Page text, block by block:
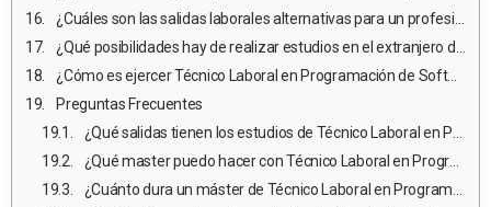
¿Cuáles son las salidas laborales alternativas para un profesional de Técnico Laboral en Programación de Software que no desea ejercer?
¿Qué posibilidades hay de realizar estudios en el extranjero durante los estudios de Técnico Laboral en Programación de Software?
¿Cómo es ejercer Técnico Laboral en Programación de Software en el extranjero?
Preguntas Frecuentes
¿Qué salidas tienen los estudios de Técnico Laboral en Programación de Software?
¿Qué master puedo hacer con Técnico Laboral en Programación de Software?
¿Cuánto dura un máster de Técnico Laboral en Programación de Software en México?